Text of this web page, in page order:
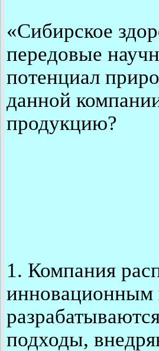
«Сибирское
передовые
потенциал
данной
продукцию?
1. Компания
инновационным
подходы,